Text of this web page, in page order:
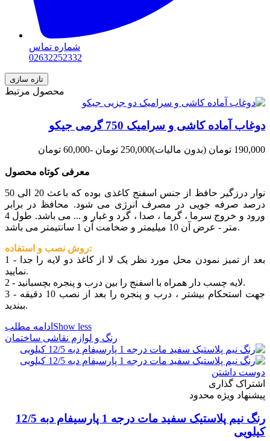
شماره تماس
02632252332
محصول مرتبط
دوغاب آماده کاشی و سرامیک 750 گرمی جیکو
190,000 تومان (بدون مالیات)250,000 تومان -60,000 تومان
معرفی کوتاه محصول
نوار درزگیر حافظ از جنس اسفنج کاغذی بوده که باعث 20 الی 50
درصد صرفه جویی در مصرف انرژی می شود. محافظ در برابر
ورود و خروج سرما ، گرما ، صدا ، گرد و غبار و ... می باشد. طول 4
متر - عرض آن 10 میلیمتر و ضخامت آن 1 سانتیمتر می باشد.
روش نصب و استفاده:
1 - بعد از تمیز نمودن محل مورد نظر یک لا از کاغذ دو لایه را جدا
نمایید.
2 - لایه چسب دار همراه با اسفنج را بین درب و پنجره بچسبانید.
3 - جهت استحکام بیشتر ، درب و پنجره را بعد از نصب 10 دقیقه
ببندید.
ادامه مطلب Show less
رنگ و لوازم نقاشی ساختمان
دوست داشتن
اشتراک گذاری
پیشنهاد ویژه محدود
رنگ نیم پلاستیک سفید مات درجه 1 پارسیفام دبه 12/5
کیلویی